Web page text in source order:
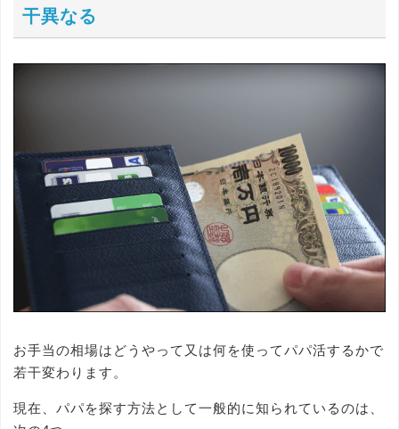
干異なる
お手当の相場はどうやって又は何を使ってパパ活するかで
若干変わります。
現在、パパを探す方法として一般的に知られているのは、